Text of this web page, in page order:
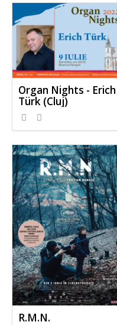
Organ Nights - Erich
Türk (Cluj)
R.M.N.